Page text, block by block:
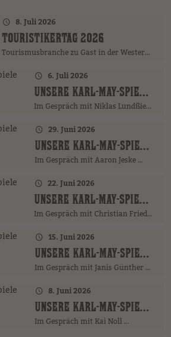
8. Juli 2026
TOURISTIKERTAG 2026
Tourismusbranche zu Gast in der Westernstadt
6. Juli 2026
UNSERE KARL-MAY-SPIELE DARSTELLER (7)
Im Gespräch mit Niklas Lundßien …
29. Juni 2026
UNSERE KARL-MAY-SPIELE DARSTELLER (6)
Im Gespräch mit Aaron Jeske …
22. Juni 2026
UNSERE KARL-MAY-SPIELE DARSTELLER (5)
Im Gespräch mit Christian Friedrich …
15. Juni 2026
UNSERE KARL-MAY-SPIELE DARSTELLER (4)
Im Gespräch mit Janis Günther …
8. Juni 2026
UNSERE KARL-MAY-SPIELE DARSTELLER (3)
Im Gespräch mit Kai Noll …